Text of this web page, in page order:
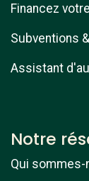
Financez
Subventions
Assistant
Notre
Qui sommes-